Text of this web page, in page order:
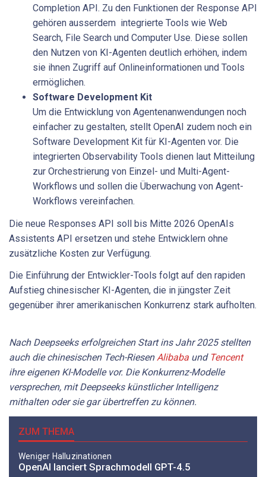
Completion API. Zu den Funktionen der Response API
gehören ausserdem integrierte Tools wie Web
Search, File Search und Computer Use. Diese sollen
den Nutzen von KI-Agenten deutlich erhöhen, indem
sie ihnen Zugriff auf Onlineinformationen und Tools
ermöglichen.
Software Development Kit
Um die Entwicklung von Agentenanwendungen noch
einfacher zu gestalten, stellt OpenAI zudem noch ein
Software Development Kit für KI-Agenten vor. Die
integrierten Observability Tools dienen laut Mitteilung
zur Orchestrierung von Einzel- und Multi-Agent-
Workflows und sollen die Überwachung von Agent-
Workflows vereinfachen.
Die neue Responses API soll bis Mitte 2026 OpenAIs
Assistents API ersetzen und stehe Entwicklern ohne
zusätzliche Kosten zur Verfügung.
Die Einführung der Entwickler-Tools folgt auf den rapiden
Aufstieg chinesischer KI-Agenten, die in jüngster Zeit
gegenüber ihrer amerikanischen Konkurrenz stark aufholten.
Nach Deepseeks erfolgreichen Start ins Jahr 2025 stellten
auch die chinesischen Tech-Riesen Alibaba und Tencent
ihre eigenen KI-Modelle vor. Die Konkurrenz-Modelle
versprechen, mit Deepseeks künstlicher Intelligenz
mithalten oder sie gar übertreffen zu können.
ZUM THEMA
Weniger Halluzinationen
OpenAI lanciert Sprachmodell GPT-4.5